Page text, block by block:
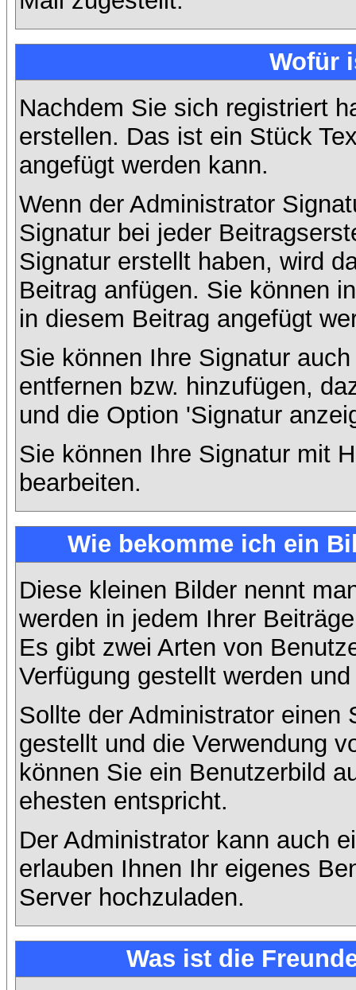
Wofür
Nachdem Sie sich registriert
erstellen. Das ist ein Stück
angefügt werden kann.
Wenn der Administrator
Signatur bei jeder
Signatur erstellt haben, wird
Beitrag anfügen. Sie können
in diesem Beitrag angefügt
Sie können Ihre Signatur
entfernen bzw. hinzufügen,
und die Option 'Signatur
Sie können Ihre Signatur mit
bearbeiten.
Wie bekomme ich ein
Diese kleinen Bilder nennt
werden in jedem Ihrer
Es gibt zwei Arten von
Verfügung gestellt werden
Sollte der Administrator einen
gestellt und die Verwendung
können Sie ein Benutzerbild
ehesten entspricht.
Der Administrator kann auch
erlauben Ihnen Ihr eigenes
Server hochzuladen.
Was ist die